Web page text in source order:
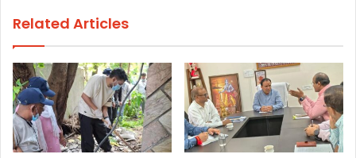
Related Articles